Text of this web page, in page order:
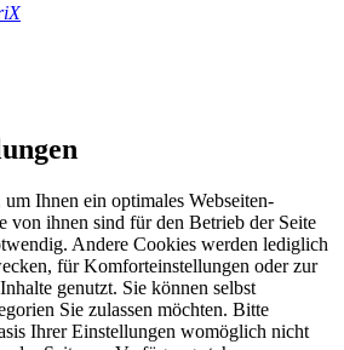
Ihnen ein optimales Webseiten-
von ihnen sind für den Betrieb der Seite
Andere Cookies werden lediglich
für Komforteinstellungen oder zur
genutzt. Sie können selbst
Sie zulassen möchten. Bitte
Ihrer Einstellungen womöglich nicht